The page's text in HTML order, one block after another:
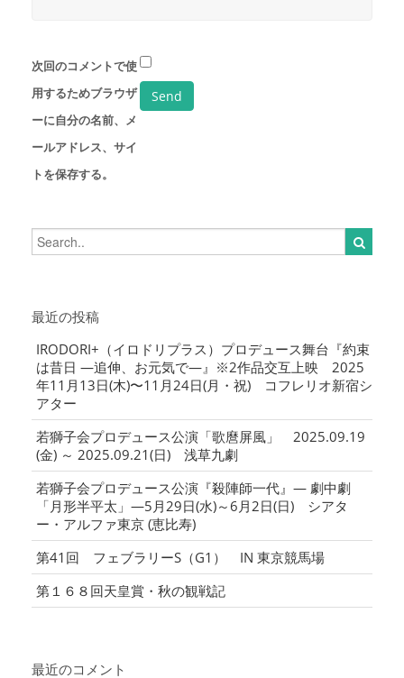
次回のコメントで使
用するためブラウザ
ーに自分の名前、メ
ールアドレス、サイ
トを保存する。
最近の投稿
IRODORI+（イロドリプラス）プロデュース舞台『約束
は昔日 ―追伸、お元気で―』※2作品交互上映 2025
年11月13日(木)〜11月24日(月・祝) コフレリオ新宿シ
アター
若獅子会プロデュース公演「歌麿屏風」 2025.09.19
(金) ～ 2025.09.21(日) 浅草九劇
若獅子会プロデュース公演『殺陣師一代』― 劇中劇
「月形半平太」―5月29日(水)～6月2日(日) シアタ
ー・アルファ東京 (恵比寿)
第41回 フェブラリーS（G1） IN 東京競馬場
第１６８回天皇賞・秋の観戦記
最近のコメント